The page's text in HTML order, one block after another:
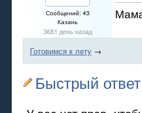
Сообщений: 43
Казань
3681 день назад
Готовимся к лету →
Быстрый ответ